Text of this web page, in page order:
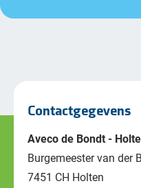
Contactgegevens
Aveco de Bondt -
Burgemeester van der
7451 CH Holten